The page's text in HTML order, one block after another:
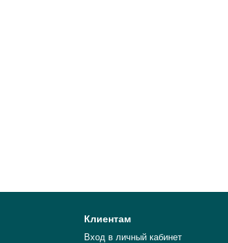
Клиентам
Вход в личный кабинет